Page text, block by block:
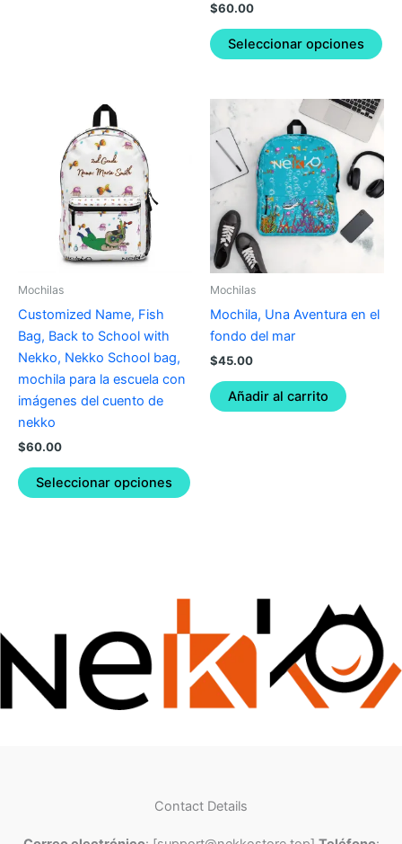
$60.00
Seleccionar opciones
Mochilas
Customized Name, Fish
Bag, Back to School with
Nekko, Nekko School bag,
mochila para la escuela con
imágenes del cuento de
nekko
$60.00
Seleccionar opciones
This
product
variants.
options
may
product
page
Mochilas
Mochila, Una Aventura en el
fondo del mar
$45.00
Añadir al carrito
Contact Details